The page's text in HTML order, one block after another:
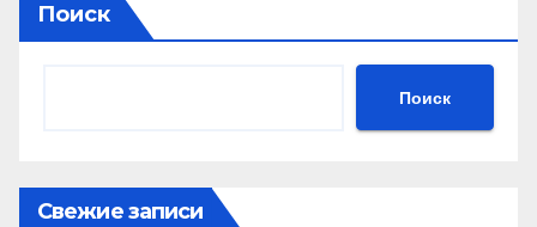
Поиск
Поиск
Свежие записи